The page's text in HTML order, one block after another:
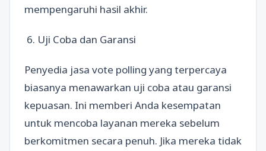
mempengaruhi hasil akhir.
6. Uji Coba dan Garansi
Penyedia jasa vote polling yang terpercaya
biasanya menawarkan uji coba atau garansi
kepuasan. Ini memberi Anda kesempatan
untuk mencoba layanan mereka sebelum
berkomitmen secara penuh. Jika mereka tidak